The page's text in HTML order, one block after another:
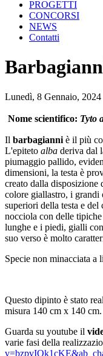
PROGETTI
CONCORSI
NEWS
Contatti
Lunedì, 8 Gennaio, 2024
Nome scientifico: Tyto
Il barbagianni è il più
L'epiteto alba deriva dal
piumaggio pallido,
dimensioni, la testa è
creato dalla
colore giallastro, i grandi
superiori della testa e
nocciola con delle
lunghe e i piedi, gialli
suo verso è molto
Specie non minacciata a
Questo dipinto è stato
misura 140 cm x 140 cm.
Guarda su youtube il
varie fasi della